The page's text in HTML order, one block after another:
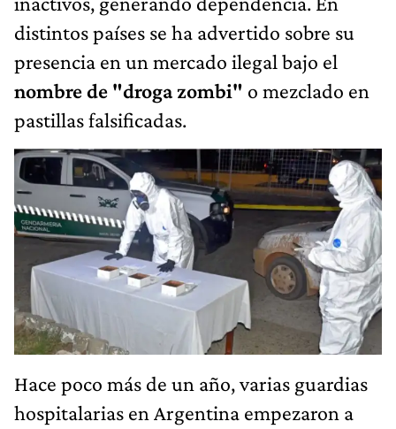
distintos países se ha advertido sobre su
presencia en un mercado ilegal bajo el
nombre de "droga zombi" o mezclado en
pastillas falsificadas.
Hace poco más de un año, varias guardias
hospitalarias en Argentina empezaron a